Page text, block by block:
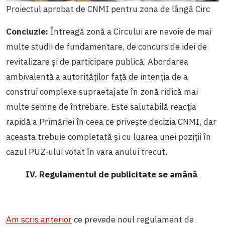
Proiectul aprobat de CNMI pentru zona de lângă Circ
Concluzie: Întreagă zonă a Circului are nevoie de mai
multe studii de fundamentare, de concurs de idei de
revitalizare și de participare publică. Abordarea
ambivalentă a autorităților față de intenția de a
construi complexe supraetajate în zonă ridică mai
multe semne de întrebare. Este salutabilă reacția
rapidă a Primăriei în ceea ce privește decizia CNMI, dar
aceasta trebuie completată și cu luarea unei poziții în
cazul PUZ-ului votat în vara anului trecut.
IV. Regulamentul de publicitate se amână
Am scris anteriorce prevede noul regulament de